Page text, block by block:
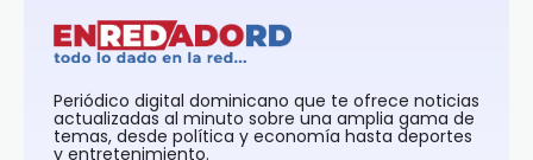
Periódico digital dominicano que te ofrece noticias
actualizadas al minuto sobre una amplia gama de
temas, desde política y economía hasta deportes
y entretenimiento.